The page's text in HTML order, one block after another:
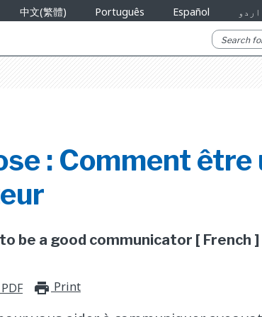
中文(繁體) Português Español اردو
: Comment être
be a good communicator [ French ]
print_for_offline
Print